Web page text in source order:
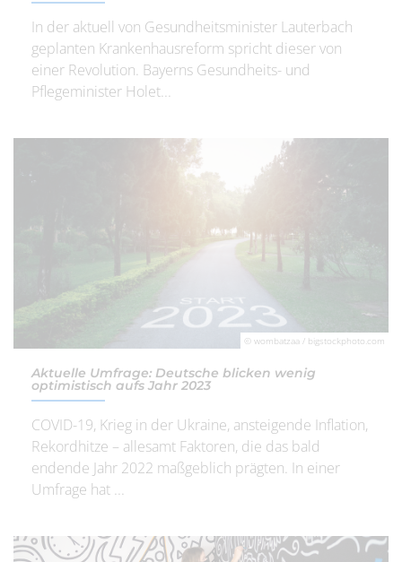
In der aktuell von Gesundheitsminister Lauterbach
geplanten Krankenhausreform spricht dieser von
einer Revolution. Bayerns Gesundheits- und
Pflegeminister Holet...
© wombatzaa / bigstockphoto.com
Aktuelle Umfrage: Deutsche blicken wenig
optimistisch aufs Jahr 2023
COVID-19, Krieg in der Ukraine, ansteigende Inflation,
Rekordhitze – allesamt Faktoren, die das bald
endende Jahr 2022 maßgeblich prägten. In einer
Umfrage hat ...